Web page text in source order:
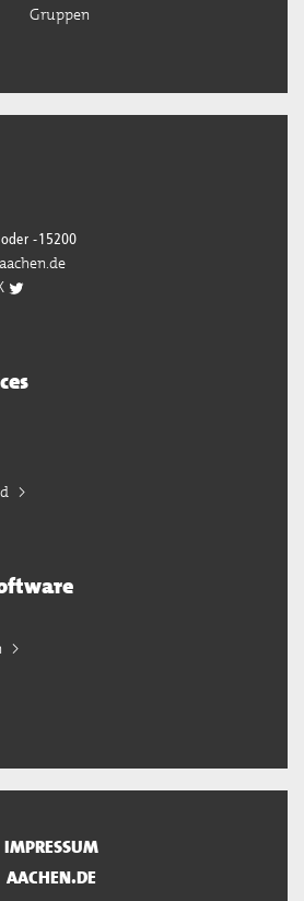
Gruppen
oder -15200
IMPRESSUM
AACHEN.DE